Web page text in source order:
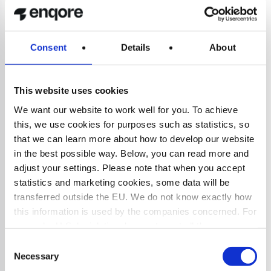
Consent Details About
This website uses cookies
We want our website to work well for you. To achieve
this, we use cookies for purposes such as statistics, so
that we can learn more about how to develop our website
in the best possible way. Below, you can read more and
adjust your settings. Please note that when you accept
statistics and marketing cookies, some data will be
transferred outside the EU. We do not know exactly how
this information is used by the companies concerned. For
apply within the EU, which may entail certain risks to
Selection
Necessary
Christofer Järlesjö, VD på Two.
Om Nimo
cirka 180 miljoner kronor och har 100 engagerade
torkskåp, tvättbänkar och tekniska tillbehör för
klädvårdsrummet till återförsäljare, grossister och
konsumenter över hela Norden. Huvudkontor och fabrik
ligger i Hova, Sverige.